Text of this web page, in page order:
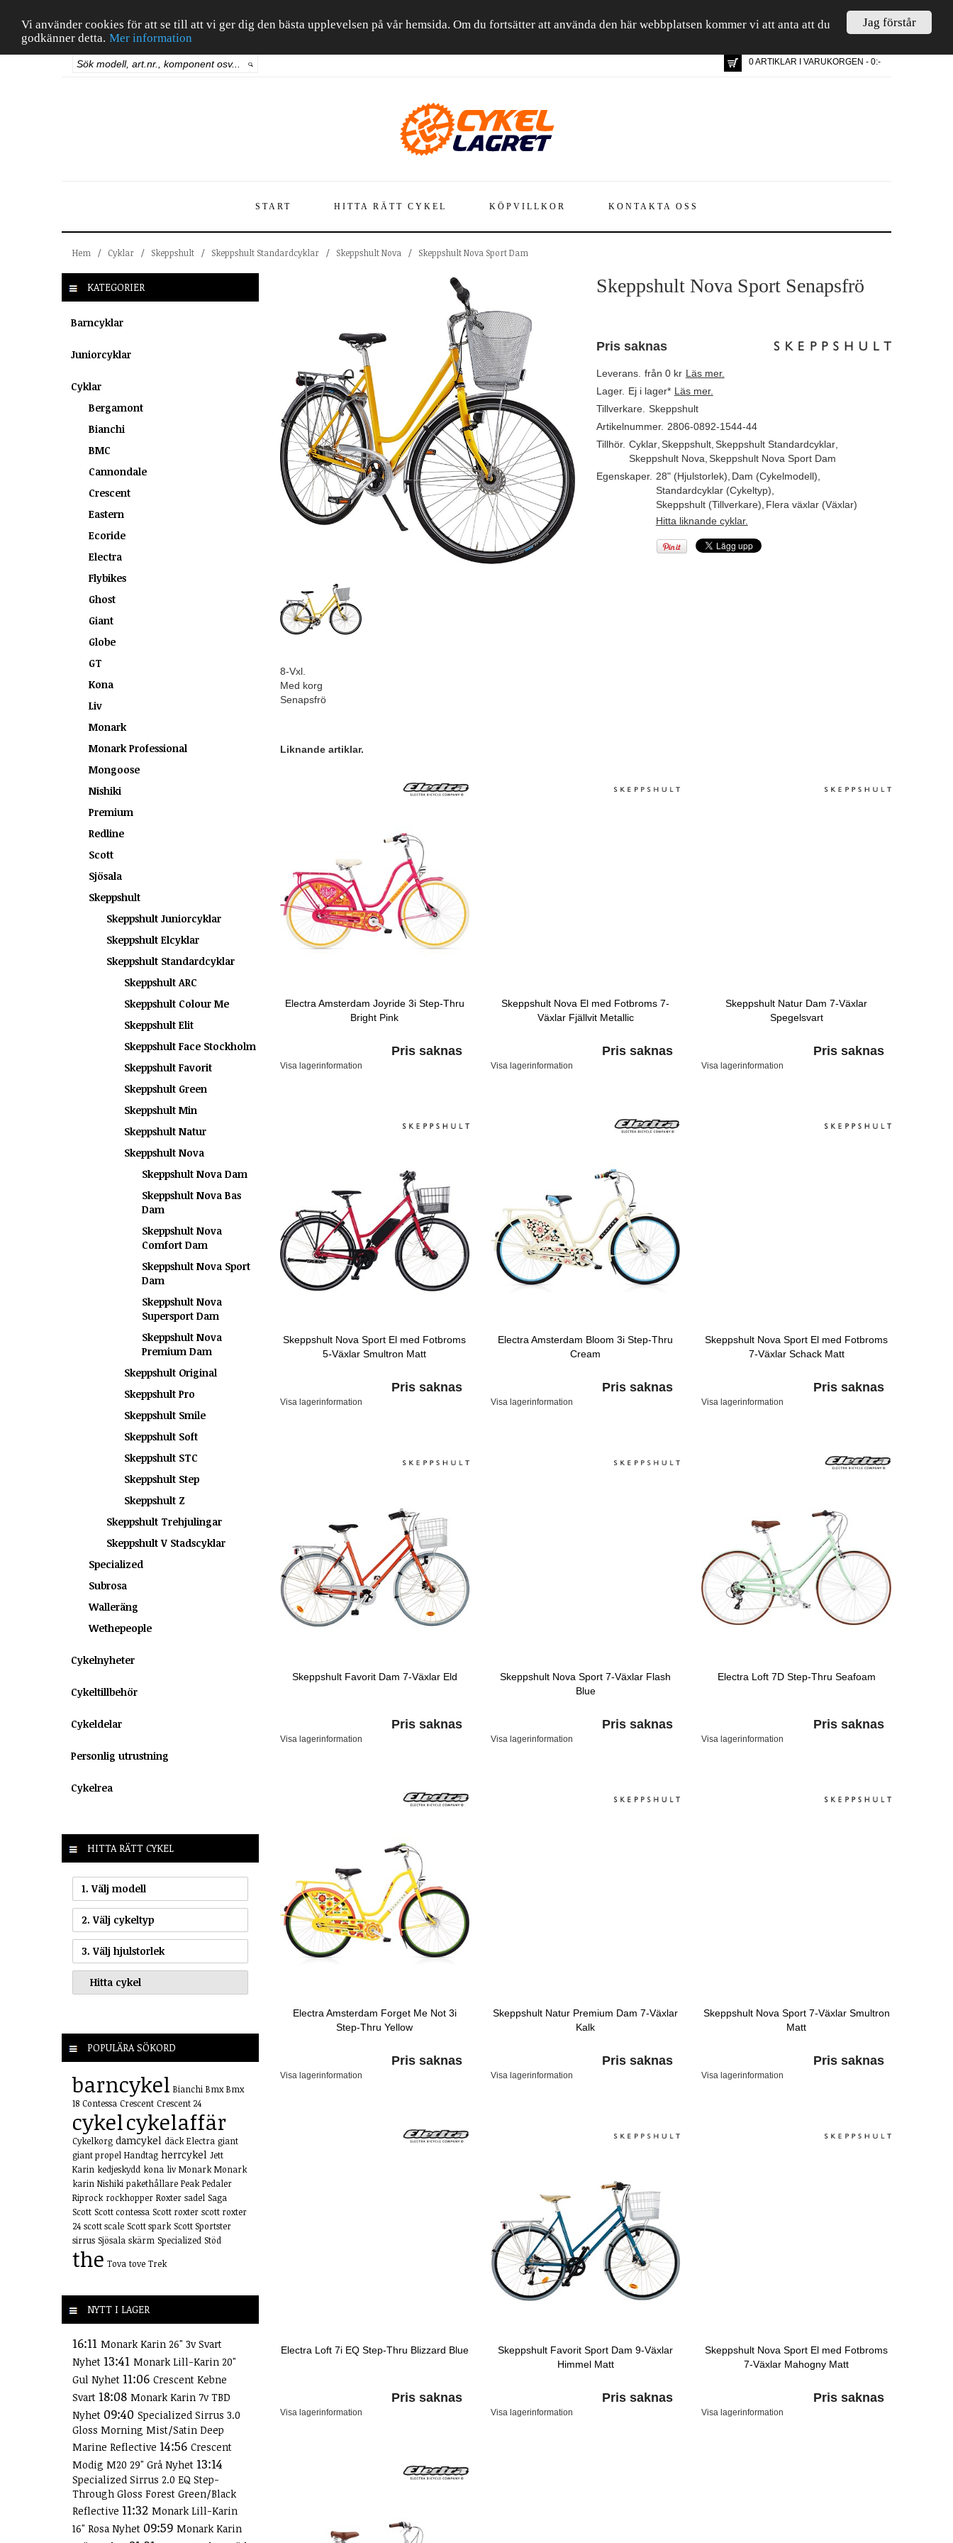
Jag förstår
Vi använder cookies för att se till att vi ger dig den bästa upplevelsen på vår hemsida. Om du fortsätter att använda den här webbplatsen kommer vi att anta att du
godkänner detta. Mer information
0 ARTIKLAR I VARUKORGEN - 0:-
START HITTA RÄTT CYKEL KÖPVILLKOR KONTAKTA OSS
Hem / Cyklar / Skeppshult / Skeppshult Standardcyklar / Skeppshult Nova / Skeppshult Nova Sport Dam
KATEGORIER
Barncyklar
Juniorcyklar
Cyklar
Bergamont
Bianchi
BMC
Cannondale
Crescent
Eastern
Ecoride
Electra
Flybikes
Ghost
Giant
Globe
GT
Kona
Liv
Monark
Monark Professional
Mongoose
Nishiki
Premium
Redline
Scott
Sjösala
Skeppshult
Skeppshult Juniorcyklar
Skeppshult Elcyklar
Skeppshult Standardcyklar
Skeppshult ARC
Skeppshult Colour Me
Skeppshult Elit
Skeppshult Face Stockholm
Skeppshult Favorit
Skeppshult Green
Skeppshult Min
Skeppshult Natur
Skeppshult Nova
Skeppshult Nova Dam
Skeppshult Nova Bas
Dam
Skeppshult Nova
Comfort Dam
Skeppshult Nova Sport
Dam
Skeppshult Nova
Supersport Dam
Skeppshult Nova
Premium Dam
Skeppshult Original
Skeppshult Pro
Skeppshult Smile
Skeppshult Soft
Skeppshult STC
Skeppshult Step
Skeppshult Z
Skeppshult Trehjulingar
Skeppshult V Stadscyklar
Specialized
Subrosa
Walleräng
Wethepeople
Cykelnyheter
Cykeltillbehör
Cykeldelar
Personlig utrustning
Cykelrea
HITTA RÄTT CYKEL
1. Välj modell
2. Välj cykeltyp
3. Välj hjulstorlek
POPULÄRA SÖKORD
barncykel Bianchi Bmx Bmx
18 Contessa Crescent Crescent 24
cykelcykelaffär
Cykelkorg damcykel däck Electra giant
giant propel Handtag herrcykel Jett
Karin kedjeskydd kona liv Monark Monark
karin Nishiki pakethållare Peak Pedaler
Riprock rockhopper Roxter sadel Saga
Scott Scott contessa Scott roxter scott roxter
24 scott scale Scott spark Scott Sportster
sirrus Sjösala skärm Specialized Stöd
the Tova tove Trek
NYTT I LAGER
16:11 Monark Karin 26" 3v Svart
Nyhet 13:41 Monark Lill-Karin 20"
Gul Nyhet 11:06 Crescent Kebne
Svart 18:08 Monark Karin 7v TBD
Nyhet 09:40 Specialized Sirrus 3.0
Gloss Morning Mist/Satin Deep
Marine Reflective 14:56 Crescent
Modig M20 29" Grå Nyhet 13:14
Specialized Sirrus 2.0 EQ Step-
Through Gloss Forest Green/Black
Reflective 11:32 Monark Lill-Karin
16" Rosa Nyhet 09:59 Monark Karin
Skeppshult Nova Sport Senapsfrö
Pris saknas
Leverans. från 0 kr Läs mer.
Lager. Ej i lager* Läs mer.
Tillverkare. Skeppshult
Artikelnummer. 2806-0892-1544-44
Tillhör. Cyklar, Skeppshult, Skeppshult Standardcyklar,
Skeppshult Nova Skeppshult Nova Sport Dam
Egenskaper. 28" (Hjulstorlek) Dam (Cykelmodell)
Standardcyklar (Cykeltyp)
Skeppshult (Tillverkare) Flera växlar (Växlar)
Hitta liknande cyklar.
8-Vxl.
Med korg
Senapsfrö
Liknande artiklar.
Electra Amsterdam Joyride 3i Step-Thru
Bright Pink
Pris saknas
Visa lagerinformation
Skeppshult Nova El med Fotbroms 7-
Växlar Fjällvit Metallic
Pris saknas
Visa lagerinformation
Skeppshult Natur Dam 7-Växlar
Spegelsvart
Pris saknas
Visa lagerinformation
Skeppshult Nova Sport El med Fotbroms
5-Växlar Smultron Matt
Pris saknas
Visa lagerinformation
Electra Amsterdam Bloom 3i Step-Thru
Cream
Pris saknas
Visa lagerinformation
Skeppshult Nova Sport El med Fotbroms
7-Växlar Schack Matt
Pris saknas
Visa lagerinformation
Skeppshult Favorit Dam 7-Växlar Eld
Pris saknas
Visa lagerinformation
Skeppshult Nova Sport 7-Växlar Flash
Blue
Pris saknas
Visa lagerinformation
Electra Loft 7D Step-Thru Seafoam
Pris saknas
Visa lagerinformation
Electra Amsterdam Forget Me Not 3i
Step-Thru Yellow
Pris saknas
Visa lagerinformation
Skeppshult Natur Premium Dam 7-Växlar
Kalk
Pris saknas
Visa lagerinformation
Skeppshult Nova Sport 7-Växlar Smultron
Matt
Pris saknas
Visa lagerinformation
Electra Loft 7i EQ Step-Thru Blizzard Blue
Pris saknas
Visa lagerinformation
Skeppshult Favorit Sport Dam 9-Växlar
Himmel Matt
Pris saknas
Visa lagerinformation
Skeppshult Nova Sport El med Fotbroms
7-Växlar Mahogny Matt
Pris saknas
Visa lagerinformation